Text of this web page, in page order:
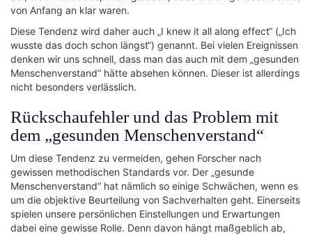
von Anfang an klar waren.
Diese Tendenz wird daher auch „I knew it all along effect“ („Ich
wusste das doch schon längst“) genannt. Bei vielen Ereignissen
denken wir uns schnell, dass man das auch mit dem „gesunden
Menschenverstand“ hätte absehen können. Dieser ist allerdings
nicht besonders verlässlich.
Rückschaufehler und das Problem mit
dem „gesunden Menschenverstand“
Um diese Tendenz zu vermeiden, gehen Forscher nach
gewissen methodischen Standards vor. Der „gesunde
Menschenverstand“ hat nämlich so einige Schwächen, wenn es
um die objektive Beurteilung von Sachverhalten geht. Einerseits
spielen unsere persönlichen Einstellungen und Erwartungen
dabei eine gewisse Rolle. Denn davon hängt maßgeblich ab,